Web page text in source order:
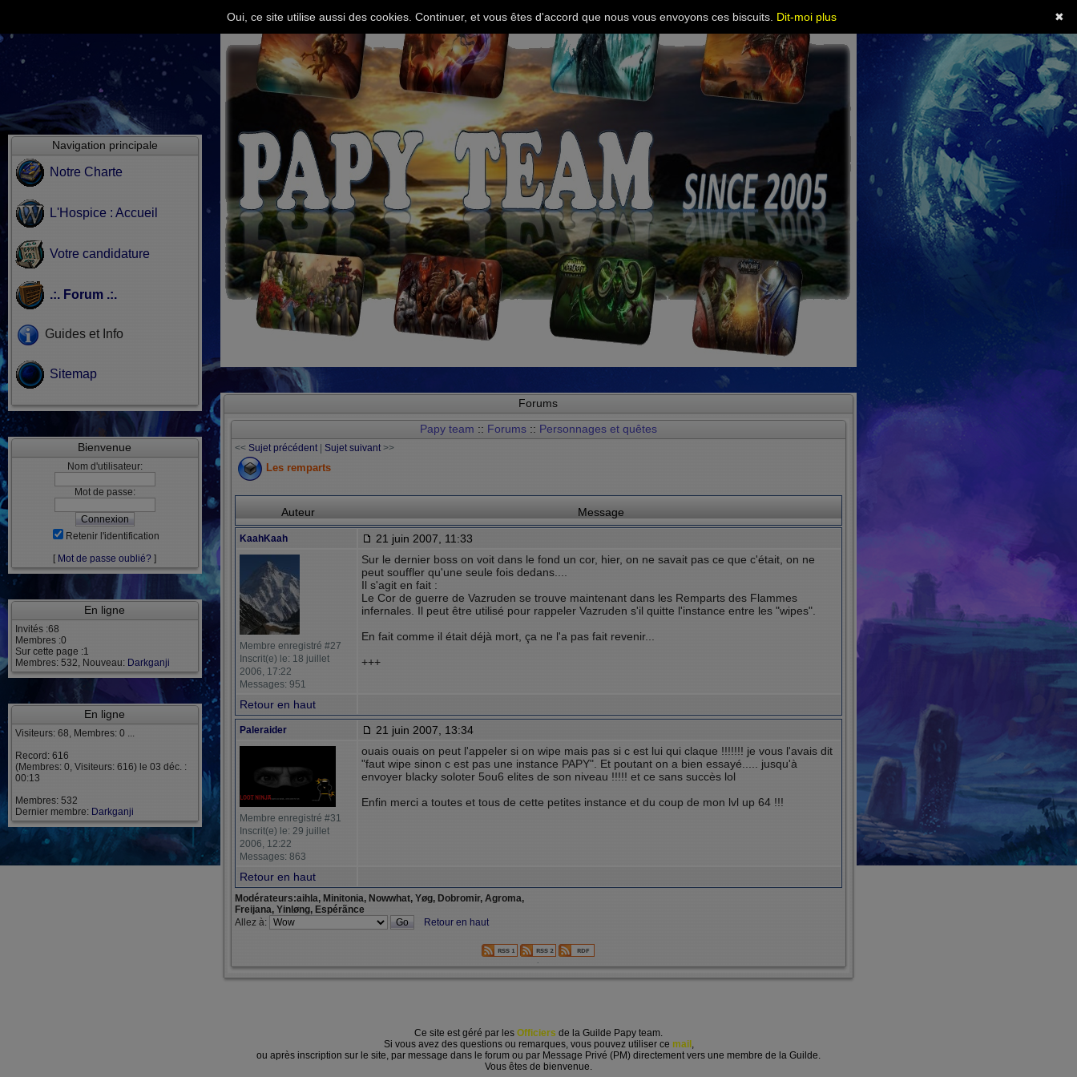
Navigation principale
Notre Charte
L'Hospice : Accueil
Votre candidature
.:. Forum .:.
Guides et Info
Sitemap
Bienvenue
Nom d'utilisateur:
Mot de passe:
Retenir l'identification
[ Mot de passe oublié? ]
En ligne
Invités :68
Membres :0
Sur cette page :1
Membres: 532, Nouveau: Darkganji
En ligne
Visiteurs: 68, Membres: 0 ...
Record: 616
(Membres: 0, Visiteurs: 616) le 03 déc. :
00:13
Membres: 532
Dernier membre: Darkganji
Forums
Papy team :: Forums:: Personnages et quêtes
<< Sujet précédent| Sujet suivant>>
Les remparts
Auteur Message
KaahKaah 21 juin 2007, 11:33
Membre enregistré #27
Inscrit(e) le: 18 juillet
2006, 17:22
Messages: 951
Sur le dernier boss on voit dans le fond un cor, hier, on ne savait pas ce que c'était, on ne
peut souffler qu'une seule fois dedans....
Il s'agit en fait :
Le Cor de guerre de Vazruden se trouve maintenant dans les Remparts des Flammes
infernales. Il peut être utilisé pour rappeler Vazruden s'il quitte l'instance entre les "wipes".
En fait comme il était déjà mort, ça ne l'a pas fait revenir...
+++
Retour en haut
Paleraider 21 juin 2007, 13:34
Membre enregistré #31
Inscrit(e) le: 29 juillet
2006, 12:22
Messages: 863
ouais ouais on peut l'appeler si on wipe mais pas si c est lui qui claque !!!!!!! je vous l'avais dit
"faut wipe sinon c est pas une instance PAPY". Et poutant on a bien essayé..... jusqu'à
envoyer blacky soloter 5ou6 elites de son niveau !!!!! et ce sans succès lol
Enfin merci a toutes et tous de cette petites instance et du coup de mon lvl up 64 !!!
Retour en haut
Modérateurs:aihla, Minitonia, Nowwhat, Yøg, Dobromir, Agroma,
Freijana, Yinløng, Espérãnce
Allez à:
Retour en haut
.
Ce site est géré par les Officiers de la Guilde Papy team.
Si vous avez des questions ou remarques, vous pouvez utiliser ce mail ,
ou après inscription sur le site, par message dans le forum ou par Message Privé (PM) directement vers une membre de la Guilde.
Vous êtes de bienvenue.
✖
Oui, ce site utilise aussi des cookies. Continuer, et vous êtes d'accord que nous vous envoyons ces biscuits. Dit-moi plus